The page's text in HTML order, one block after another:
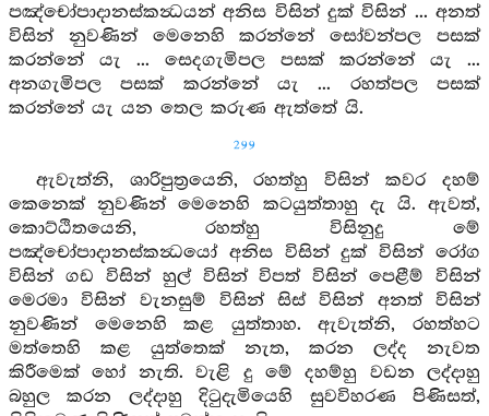
පඤ්චෝපාදානස්කන්‍ධයන් අනිස විසින් දුක් විසින් ... අනත්
විසින් නුවණින් මෙනෙහි කරන්නේ සෝවන්පල පසක්
කරන්නේ යැ ... සෙදගැමිපල පසක් කරන්නේ යැ ...
අනගැමිපල පසක් කරන්නේ යැ ... රහත්පල පසක්
කරන්නේ යැ යන තෙල කරුණ ඇත්තේ යි.
299
ඇවැත්නි, ශාරිපුත්‍රයෙනි, රහත්හු විසින් කවර දහම්
කෙනෙක් නුවණින් මෙනෙහි කටයුත්තාහු දැ යි. ඇවත්,
කොට්ඨිතයෙනි, රහත්හු විසිනුදු මේ
පඤ්චෝපාදානස්කන්‍ධයෝ අනිස විසින් දුක් විසින් රෝග
විසින් ගඩ විසින් හුල් විසින් විපත් විසින් පෙළීම් විසින්
මෙරමා විසින් වැනසුම් විසින් සිස් විසින් අනත් විසින්
නුවණින් මෙනෙහි කළ යුත්තාහ. ඇවැත්නි, රහත්හට
මත්තෙහි කළ යුත්තෙක් නැත, කරන ලද්ද නැවත
කිරීමෙක් හෝ නැති. වැළි දු මේ දහම්හු වඩන ලද්දාහු
බහුල කරන ලද්දාහු දිටුදැමියෙහි සුවවිහරණ පිණිසත්,